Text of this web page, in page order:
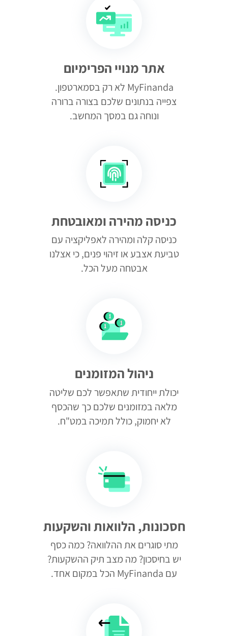
אתר מנויי הפרימיום
MyFinanda לא רק בסמארטפון.
צפייה בנתונים שלכם בצורה ברורה
ונוחה גם במסך המחשב.
כניסה מהירה ומאובטחת
כניסה קלה ומהירה לאפליקציה עם
טביעת אצבע או זיהוי פנים, כי אצלנו
אבטחה מעל הכל.
ניהול המזומנים
יכולת ייחודית שתאפשר לכם שליטה
מלאה במזומנים שלכם כך שהכסף
לא יחמוק, כולל תמיכה במט"ח.
חסכונות, הלוואות והשקעות
מתי סוגרים את ההלוואה? כמה כסף
יש בחיסכון? מה מצב תיק ההשקעות?
עם MyFinanda הכל במקום אחד.